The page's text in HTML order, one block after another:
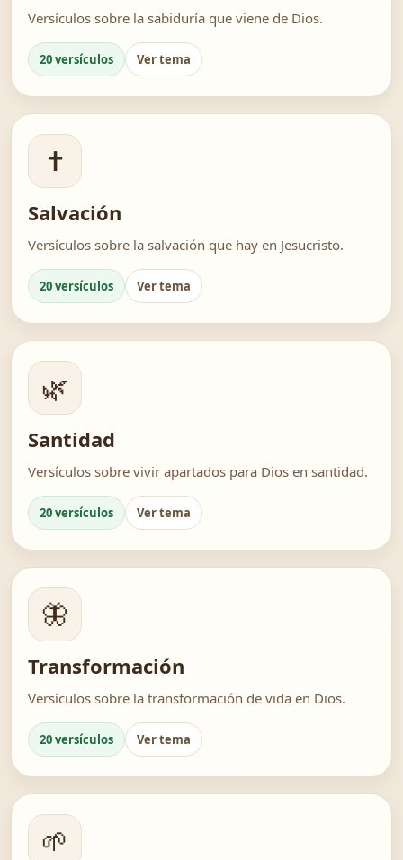
Versículos sobre la sabiduría que viene de Dios.
20 versículos Ver tema
✝️
Salvación
Versículos sobre la salvación que hay en Jesucristo.
20 versículos Ver tema
🌿
Santidad
Versículos sobre vivir apartados para Dios en santidad.
20 versículos Ver tema
🦋
Transformación
Versículos sobre la transformación de vida en Dios.
20 versículos Ver tema
🌱